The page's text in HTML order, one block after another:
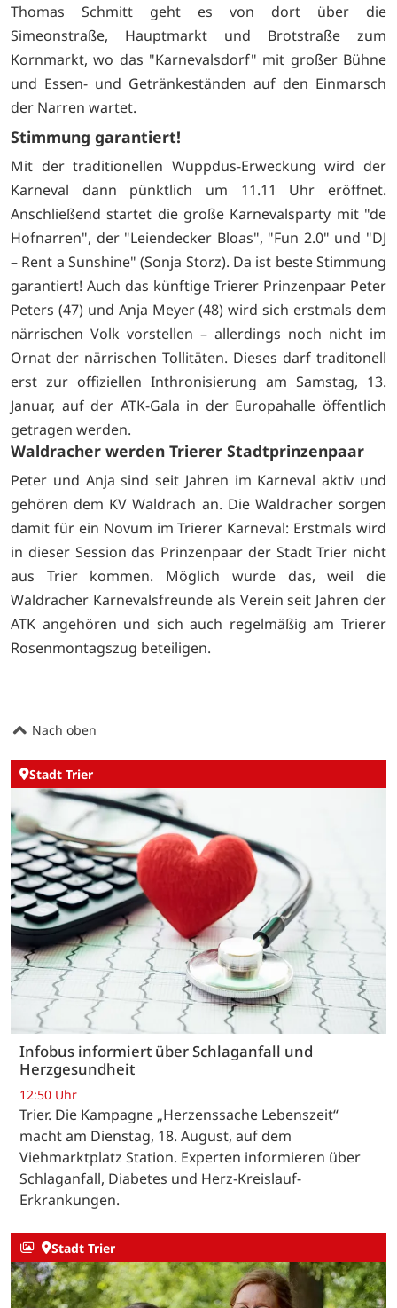
Thomas Schmitt geht es von dort über die
Simeonstraße, Hauptmarkt und Brotstraße zum
Kornmarkt, wo das "Karnevalsdorf" mit großer Bühne
und Essen- und Getränkeständen auf den Einmarsch
der Narren wartet.
Stimmung garantiert!
Mit der traditionellen Wuppdus-Erweckung wird der
Karneval dann pünktlich um 11.11 Uhr eröffnet.
Anschließend startet die große Karnevalsparty mit "de
Hofnarren", der "Leiendecker Bloas", "Fun 2.0" und "DJ
– Rent a Sunshine" (Sonja Storz). Da ist beste Stimmung
garantiert! Auch das künftige Trierer Prinzenpaar Peter
Peters (47) und Anja Meyer (48) wird sich erstmals dem
närrischen Volk vorstellen – allerdings noch nicht im
Ornat der närrischen Tollitäten. Dieses darf traditonell
erst zur offiziellen Inthronisierung am Samstag, 13.
Januar, auf der ATK-Gala in der Europahalle öffentlich
getragen werden.
Waldracher werden Trierer Stadtprinzenpaar
Peter und Anja sind seit Jahren im Karneval aktiv und
gehören dem KV Waldrach an. Die Waldracher sorgen
damit für ein Novum im Trierer Karneval: Erstmals wird
in dieser Session das Prinzenpaar der Stadt Trier nicht
aus Trier kommen. Möglich wurde das, weil die
Waldracher Karnevalsfreunde als Verein seit Jahren der
ATK angehören und sich auch regelmäßig am Trierer
Rosenmontagszug beteiligen.
Nach oben
Stadt Trier
Infobus informiert über Schlaganfall und
Herzgesundheit
12:50 Uhr
Trier. Die Kampagne „Herzenssache Lebenszeit“
macht am Dienstag, 18. August, auf dem
Viehmarktplatz Station. Experten informieren über
Schlaganfall, Diabetes und Herz-Kreislauf-
Erkrankungen.
Stadt Trier